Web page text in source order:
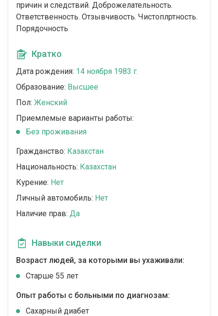
причин и следствий. Доброжелательность.
Ответственность. Отзывчивость. Чистоплртность.
Порядочность
Кратко
Дата рождения: 14 ноября 1983 г.
Образование: Высшее
Пол: Женский
Приемлемые варианты работы:
Без проживания
Гражданство: Казахстан
Национальность: Казахстан
Курение: Нет
Личный автомобиль: Нет
Наличие прав: Да
Навыки сиделки
Возраст людей, за которыми вы ухаживали:
Cтарше 55 лет
Опыт работы с больными по диагнозам:
Сахарный диабет